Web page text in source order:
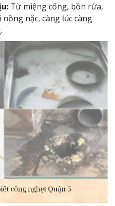
Từ miệng cống, bồn rửa,
nặc, càng lúc càng